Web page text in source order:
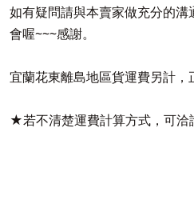
如有疑問請與本賣家做充分的
會喔~~~感謝。
宜蘭花東離島地區貨運費另計
★若不清楚運費計算方式，可